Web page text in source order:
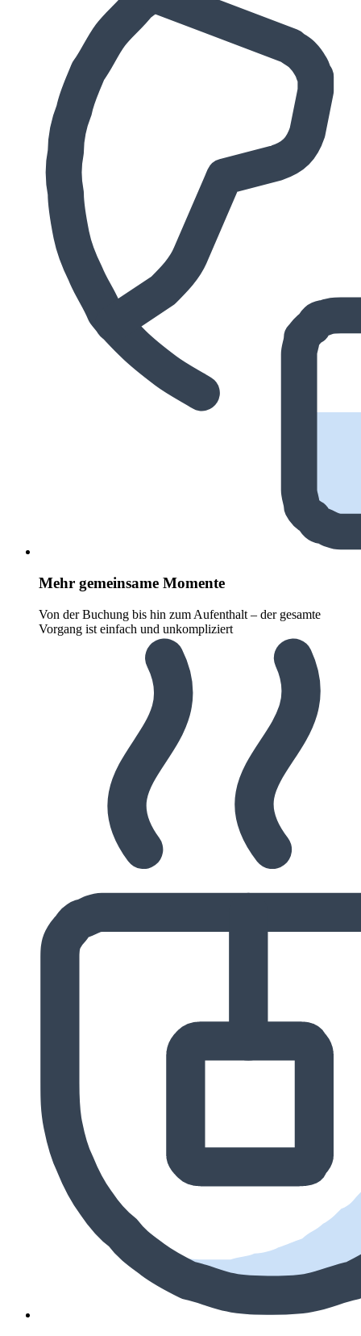
Mehr gemeinsame Momente
Von der Buchung bis hin zum Aufenthalt – der gesamte
Vorgang ist einfach und unkompliziert